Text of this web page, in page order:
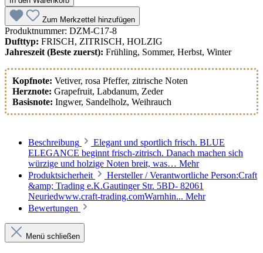
Zum Merkzettel hinzufügen
Produktnummer: DZM-C17-8
Dufttyp: FRISCH, ZITRISCH, HOLZIG
Jahreszeit (Beste zuerst): Frühling, Sommer, Herbst, Winter
Kopfnote: Vetiver, rosa Pfeffer, zitrische Noten
Herznote: Grapefruit, Labdanum, Zeder
Basisnote: Ingwer, Sandelholz, Weihrauch
Beschreibung
Elegant und sportlich frisch. BLUE
ELEGANCE beginnt frisch-zitrisch. Danach machen sich
würzige und holzige Noten breit, was… Mehr
Produktsicherheit
Hersteller / Verantwortliche Person:Craft
&amp; Trading e.K.Gautinger Str. 5BD- 82061
Neuriedwww.craft-trading.comWarnhin... Mehr
Bewertungen
Menü schließen